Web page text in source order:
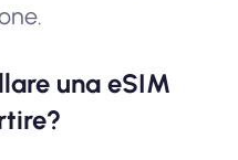
una eSIM